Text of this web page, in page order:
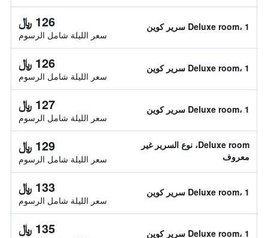
Deluxe room، 1 سرير كوين 126 ﷼
سعر الليلة شامل الرسوم
Deluxe room، 1 سرير كوين 126 ﷼
سعر الليلة شامل الرسوم
Deluxe room، 1 سرير كوين 127 ﷼
سعر الليلة شامل الرسوم
Deluxe room، نوع السرير غير
معروف
129 ﷼
سعر الليلة شامل الرسوم
Deluxe room، 1 سرير كوين 133 ﷼
سعر الليلة شامل الرسوم
Deluxe room، 1 سرير كوين 135 ﷼